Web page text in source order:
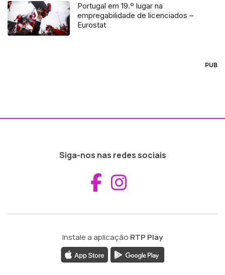
Portugal em 19.º lugar na
empregabilidade de licenciados –
Eurostat
PUB
Siga-nos nas redes sociais
Aceder ao
Instale a aplicação RTP Play